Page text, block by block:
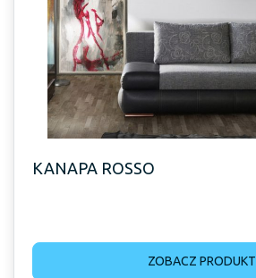
KANAPA ROSSO
ZOBACZ PRODUKT